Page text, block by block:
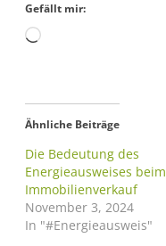
Gefällt mir:
Ähnliche Beiträge
Die Bedeutung des
Energieausweises beim
Immobilienverkauf
November 3, 2024
In "#Energieausweis"